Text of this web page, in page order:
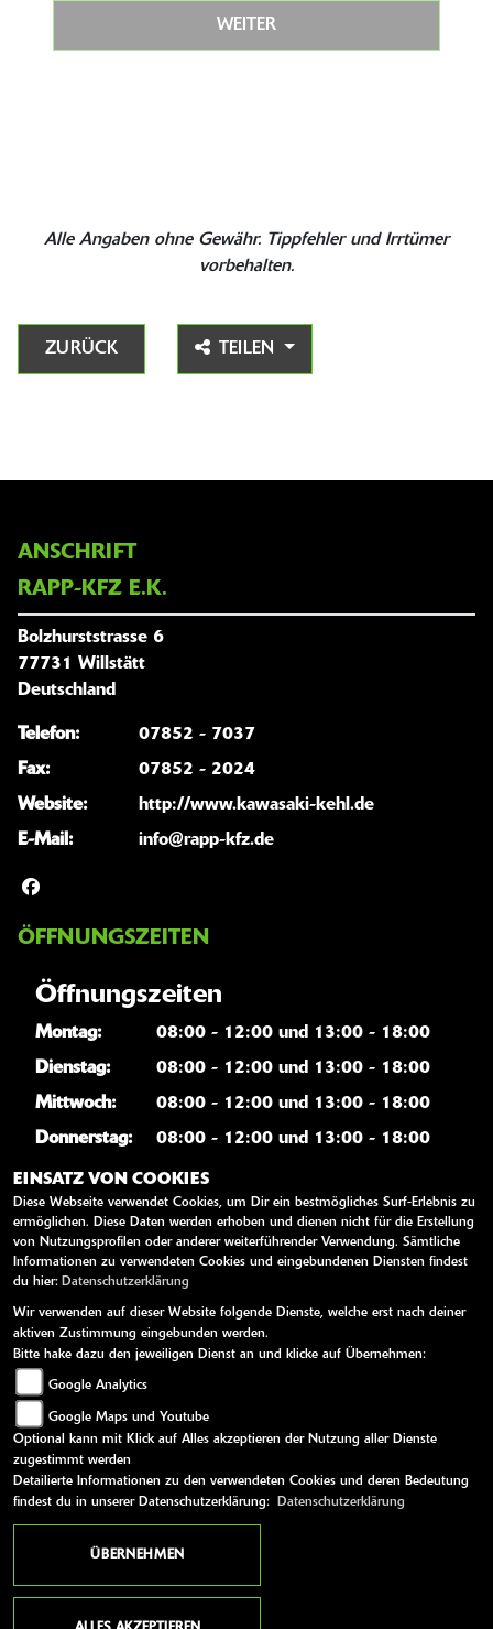
WEITER
Alle Angaben ohne Gewähr. Tippfehler und Irrtümer
vorbehalten.
ZURÜCK TEILEN
ANSCHRIFT
RAPP-KFZ E.K.
Bolzhurststrasse 6
77731 Willstätt
Deutschland
Telefon:
07852 - 7037
Fax:
07852 - 2024
Website:
http://www.kawasaki-kehl.de
E-Mail:
info@rapp-kfz.de
ÖFFNUNGSZEITEN
Öffnungszeiten
Montag:
08:00 - 12:00 und 13:00 - 18:00
Dienstag:
08:00 - 12:00 und 13:00 - 18:00
Mittwoch:
08:00 - 12:00 und 13:00 - 18:00
Donnerstag:
08:00 - 12:00 und 13:00 - 18:00
Freitag:
08:00 - 12:00 und 13:00 - 18:00
Samstag:
09:00 - 12:00
Sonntag:
geschlossen
WEITERE LINKS
Kawasaki News
Kawasaki Handbücher
Kawasaki Bekleidung
Kawasaki Merchandise
AGB Impressum Datenschutz Disclaimer
EINSATZ VON COOKIES
Diese Webseite verwendet Cookies, um Dir ein bestmögliches Surf-Erlebnis zu
ermöglichen. Diese Daten werden erhoben und dienen nicht für die Erstellung
von Nutzungsprofilen oder anderer weiterführender Verwendung. Sämtliche
Informationen zu verwendeten Cookies und eingebundenen Diensten findest
du hier: Datenschutzerklärung
Wir verwenden auf dieser Website folgende Dienste, welche erst nach deiner
aktiven Zustimmung eingebunden werden.
Bitte hake dazu den jeweiligen Dienst an und klicke auf Übernehmen:
Google Analytics
Google Maps und Youtube
Optional kann mit Klick auf Alles akzeptieren der Nutzung aller Dienste
zugestimmt werden
Detailierte Informationen zu den verwendeten Cookies und deren Bedeutung
findest du in unserer Datenschutzerklärung:
Datenschutzerklärung
ÜBERNEHMEN